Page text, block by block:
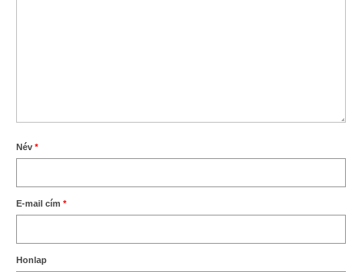
Név *
E-mail cím *
Honlap